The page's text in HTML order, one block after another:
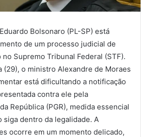
Bolsonaro (PL-SP) está
de um processo judicial de
Supremo Tribunal Federal (STF).
(29), o ministro Alexandre de Moraes
está dificultando a notificação
contra ele pela
República (PGR), medida essencial
siga dentro da legalidade. A
ocorre em um momento delicado,